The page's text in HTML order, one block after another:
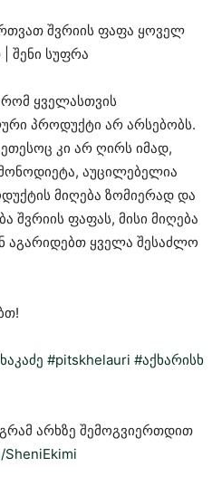
ყველასთვის
პროდუქტი არ არსებობს.
კი არ ღირს იმად,
აუცილებელია
მიღება ზომიერად და
შვრიის ფაფას, მისი მიღება
აგარიდებთ ყველა შესაძლო
#pitskhelauri #აქხარისხ
არხზე შემოგვიერთდით